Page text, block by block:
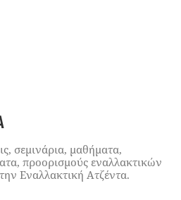
σεμινάρια, μαθήματα,
προορισμούς εναλλακτικών
Εναλλακτική Ατζέντα.